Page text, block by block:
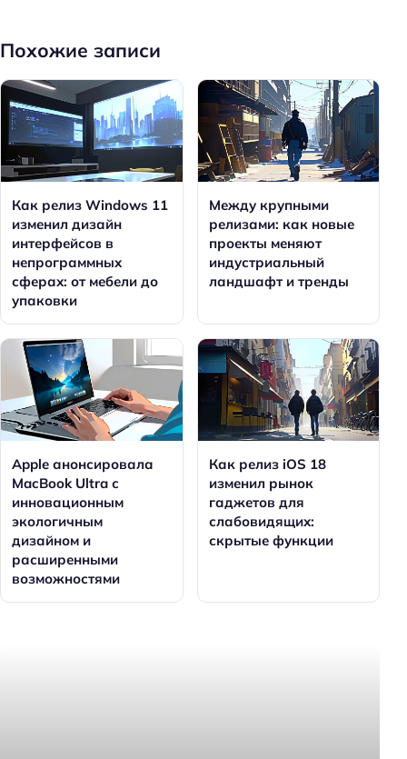
Похожие записи
Как релиз Windows 11
изменил дизайн
интерфейсов в
непрограммных
сферах: от мебели до
упаковки
Между крупными
релизами: как новые
проекты меняют
индустриальный
ландшафт и тренды
Apple анонсировала
MacBook Ultra с
инновационным
экологичным
дизайном и
расширенными
возможностями
Как релиз iOS 18
изменил рынок
гаджетов для
слабовидящих:
скрытые функции